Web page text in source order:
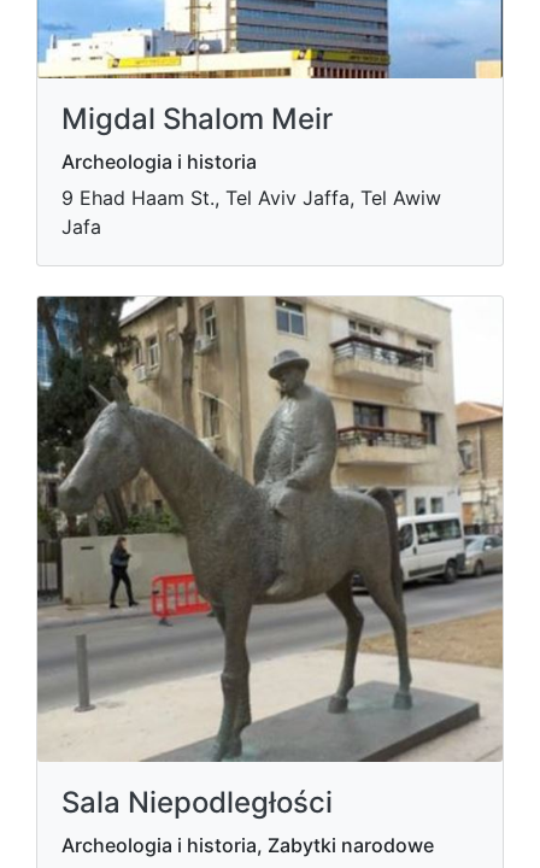
Migdal Shalom Meir
Archeologia i historia
9 Ehad Haam St., Tel Aviv Jaffa, Tel Awiw
Jafa
Sala Niepodległości
Archeologia i historia, Zabytki narodowe